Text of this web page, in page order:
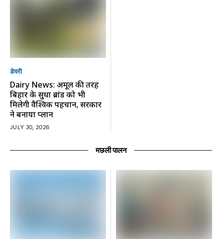
डेयरी
Dairy News: अमूल की तरह
बिहार के सुधा ब्रांड को भी
मिलेगी वैश्विक पहचान, सरकार
ने बनाया प्लान
JULY 30, 2026
मछली पालन